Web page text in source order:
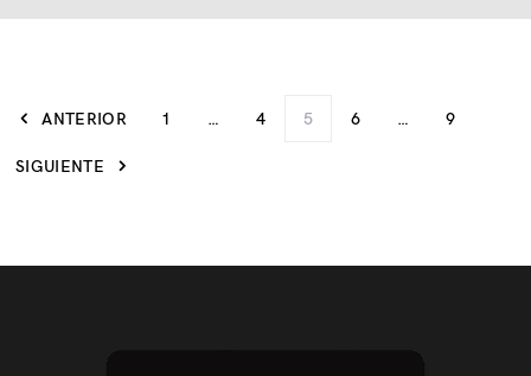
ANTERIOR 1 … 4 5 6 … 9
SIGUIENTE